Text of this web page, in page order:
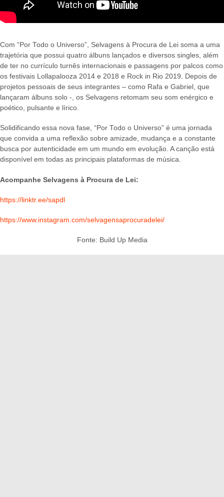
Com “Por Todo o Universo”, Selvagens à Procura de Lei soma a uma
trajetória que possui quatro álbuns lançados e diversos singles, além
de ter no currículo turnês internacionais e passagens por palcos como
os festivais Lollapalooza 2014 e 2018 e Rock in Rio 2019. Depois de
projetos pessoais de seus integrantes – como Rafa e Gabriel, que
lançaram álbuns solo -, os Selvagens retomam seu som enérgico e
poético, pulsante e lírico.
Solidificando essa nova fase, “Por Todo o Universo” é uma jornada
que convida a uma reflexão sobre amizade, mudança e a constante
busca por autenticidade em um mundo em evolução. A canção está
disponível em todas as principais plataformas de música.
Acompanhe Selvagens à Procura de Lei:
https://linktr.ee/sapdl
https://www.instagram.com/selvagensaprocuradelei/
Fonte: Build Up Media